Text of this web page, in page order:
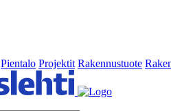
Pientalo Projektit Rakennustuote